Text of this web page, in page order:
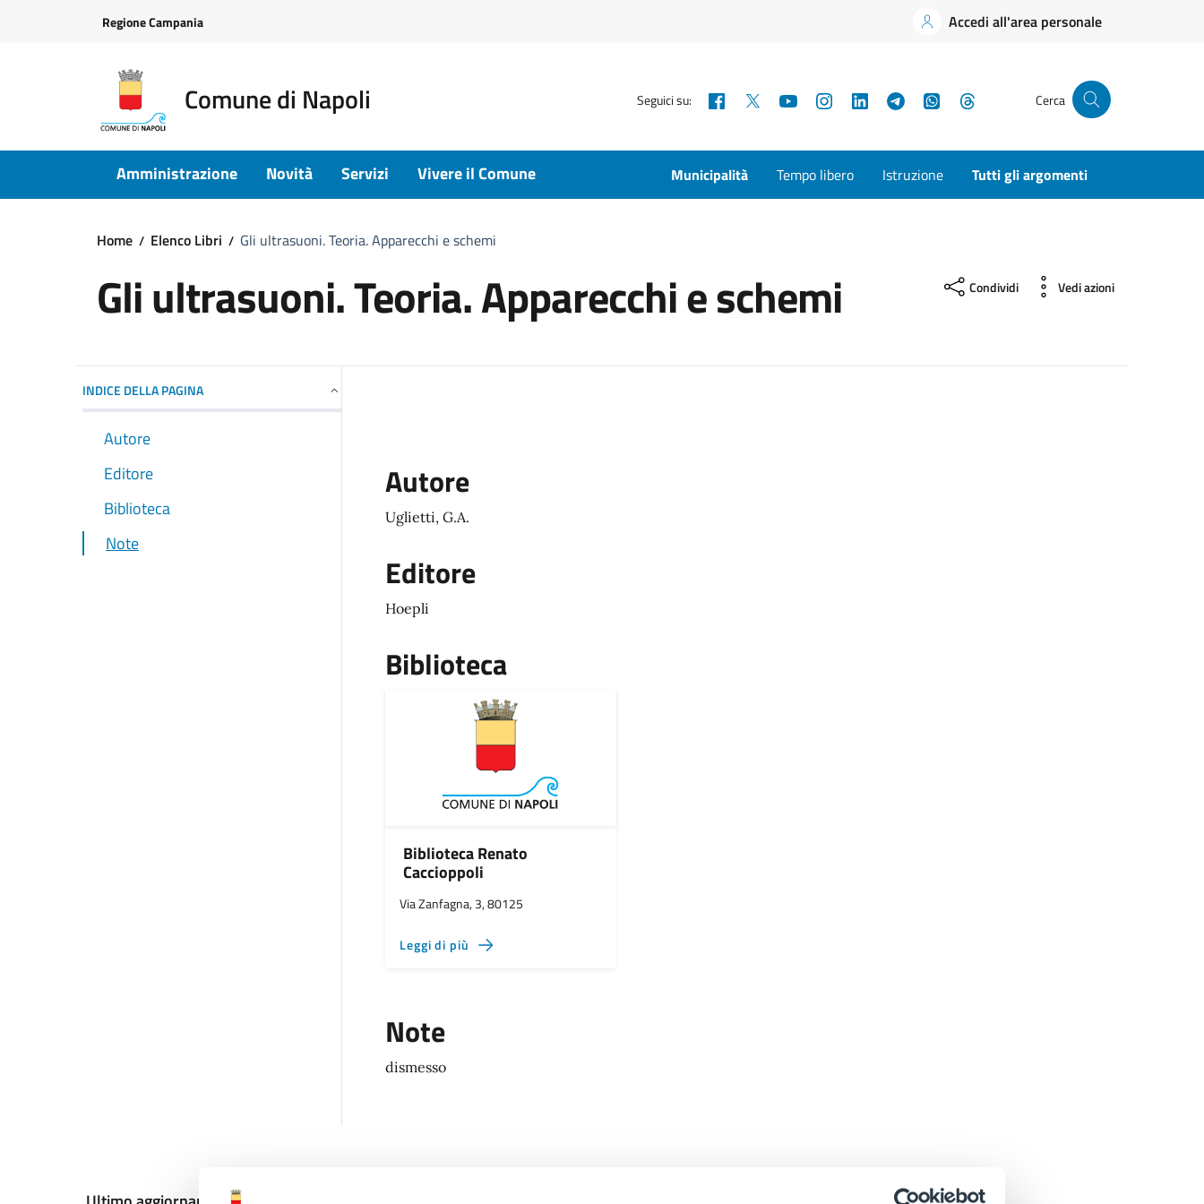
Regione Campania Accedi all'area personale
Comune di Napoli Seguici su: Facebook YouTubeInstagramLinkedInTelegramWhatsApp Cerca
Amministrazione Novità Servizi Vivere il Comune Municipalità Tempo libero Istruzione Tutti gli argomenti
Home Elenco Libri Gli ultrasuoni. Teoria. Apparecchi e schemi
Gli ultrasuoni. Teoria. Apparecchi e schemi Condividi Vedi azioni
INDICE DELLA PAGINA
Autore
Editore
Biblioteca
Note
Autore
Uglietti, G.A.
Editore
Hoepli
Biblioteca
Biblioteca Renato
Caccioppoli
Via Zanfagna, 3, 80125
Leggi di più
Note
dismesso